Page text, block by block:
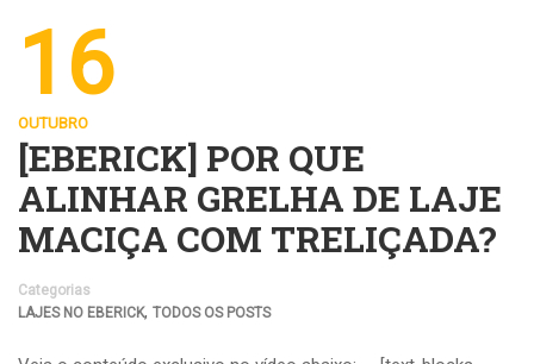
16
OUTUBRO
[EBERICK] POR QUE
ALINHAR GRELHA DE LAJE
MACIÇA COM TRELIÇADA?
Categorias
LAJES NO EBERICK, TODOS OS POSTS